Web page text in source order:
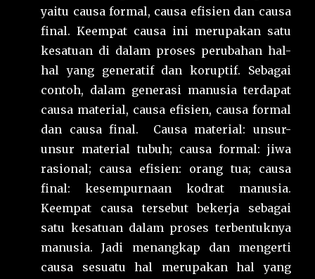
yaitu causa formal, causa efisien dan causa
final. Keempat causa ini merupakan satu
kesatuan di dalam proses perubahan hal-
hal yang generatif dan koruptif. Sebagai
contoh, dalam generasi manusia terdapat
causa material, causa efisien, causa formal
dan causa final. Causa material: unsur-
unsur material tubuh; causa formal: jiwa
rasional; causa efisien: orang tua; causa
final: kesempurnaan kodrat manusia.
Keempat causa tersebut bekerja sebagai
satu kesatuan dalam proses terbentuknya
manusia. Jadi menangkap dan mengerti
causa sesuatu hal merupakan hal yang